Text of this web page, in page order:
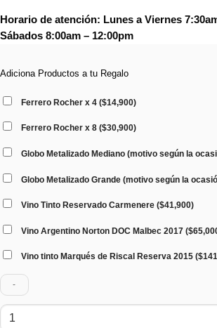
Horario de atención: Lunes a Viernes
Sábados 8:00am – 12:00pm
Adiciona Productos a tu Regalo
Ferrero Rocher x 4 ($14,900)
Ferrero Rocher x 8 ($30,900)
Globo Metalizado Mediano (motivo según la
Globo Metalizado Grande (motivo según la
Vino Tinto Reservado Carmenere ($41,900)
Vino Argentino Norton DOC Malbec 2017 ($
Vino tinto Marqués de Riscal Reserva 2015 ($
Floral
CUBO